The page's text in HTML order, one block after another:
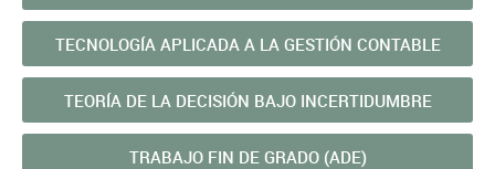
TECNOLOGÍA APLICADA A LA GESTIÓN CONTABLE
TEORÍ­A DE LA DECISIÓN BAJO INCERTIDUMBRE
TRABAJO FIN DE GRADO (ADE)